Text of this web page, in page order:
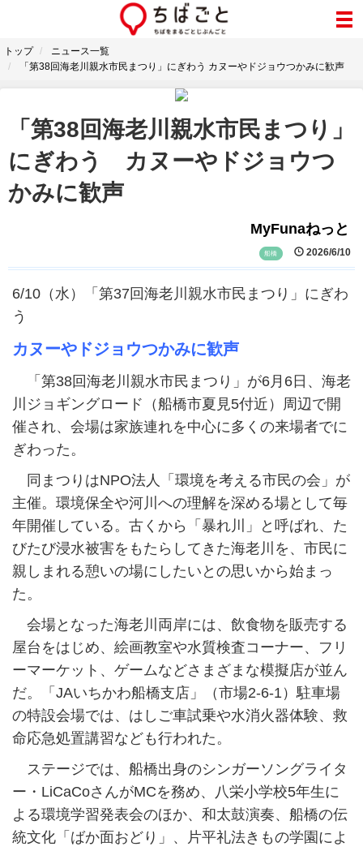
トップ
ニュース一覧
「第38回海老川親水市民まつり」にぎわう カヌーやドジョウつかみに歓声
「第38回海老川親水市民まつり」
にぎわう カヌーやドジョウつ
かみに歓声
MyFunaねっと
船橋 2026/6/10
6/10（水）「第37回海老川親水市民まつり」にぎわ
う
カヌーやドジョウつかみに歓声
「第38回海老川親水市民まつり」が6月6日、海老
川ジョギングロード（船橋市夏見5付近）周辺で開
催され、会場は家族連れを中心に多くの来場者でに
ぎわった。
同まつりはNPO法人「環境を考える市民の会」が
主催。環境保全や河川への理解を深める場として毎
年開催している。古くから「暴れ川」と呼ばれ、た
びたび浸水被害をもたらしてきた海老川を、市民に
親しまれる憩いの場にしたいとの思いから始まっ
た。
会場となった海老川両岸には、飲食物を販売する
屋台をはじめ、絵画教室や水質検査コーナー、フリ
ーマーケット、ゲームなどさまざまな模擬店が並ん
だ。「JAいちかわ船橋支店」（市場2-6-1）駐車場
の特設会場では、はしご車試乗や水消火器体験、救
命応急処置講習なども行われた。
ステージでは、船橋出身のシンガーソングライタ
ー・LiCaCoさんがMCを務め、八栄小学校5年生に
よる環境学習発表会のほか、和太鼓演奏、船橋の伝
統文化「ばか面おどり」、片平礼法きもの学園によ